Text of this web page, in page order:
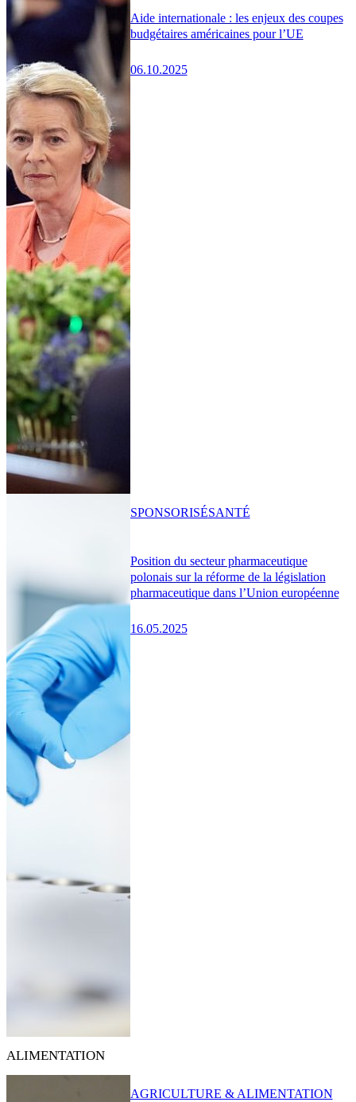
Aide internationale : les enjeux des coupes
budgétaires américaines pour l’UE
06.10.2025
Position du secteur pharmaceutique
polonais sur la réforme de la législation
pharmaceutique dans l’Union européenne
16.05.2025
SPONSORISÉSANTÉ
ALIMENTATION
AGRICULTURE & ALIMENTATION